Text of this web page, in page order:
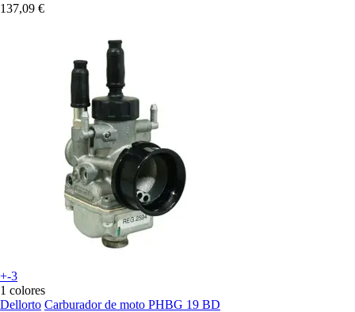
137,09 €
+-3
1 colores
Dellorto Carburador de moto PHBG 19 BD